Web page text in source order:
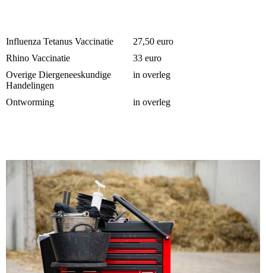
Influenza Tetanus Vaccinatie
27,50 euro
Rhino Vaccinatie
33 euro
Overige Diergeneeskundige
Handelingen
in overleg
Ontworming in overleg